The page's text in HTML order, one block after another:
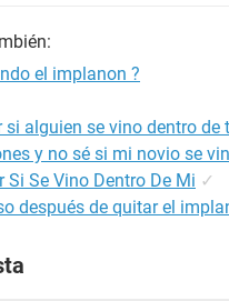
el implanon ?
si alguien se vino dentro de
y no sé si mi novio se
Si Se Vino Dentro De Mi ✓
después de quitar el